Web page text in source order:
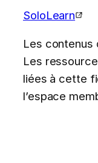
SoloLearn
Les contenus
Les
liées à cette
l’espace